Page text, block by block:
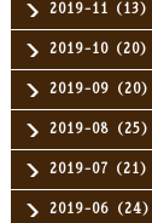
2019-11（13）
2019-10（20）
2019-09（20）
2019-08（25）
2019-07（21）
2019-06（24）